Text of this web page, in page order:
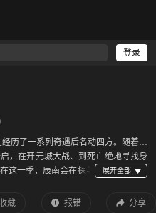
登录
历了一系列奇遇后名动四方。随着辰
，在开元城大战、到死亡绝地寻找身
这一季，辰南会在探寻
收藏 报错 分享